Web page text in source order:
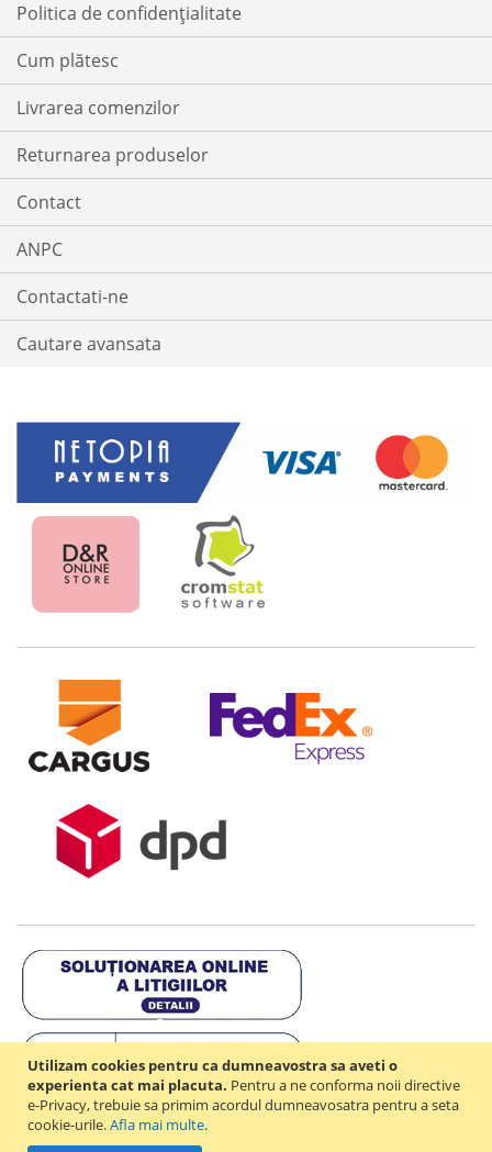
Utilizam cookies pentru ca dumneavostra sa aveti o
experienta cat mai placuta. Pentru a ne conforma noii directive
e-Privacy, trebuie sa primim acordul dumneavosatra pentru a seta
cookie-urile.Afla mai multe.
Politica de confidențialitate
Cum plătesc
Livrarea comenzilor
Returnarea produselor
Contact
ANPC
Contactati-ne
Cautare avansata